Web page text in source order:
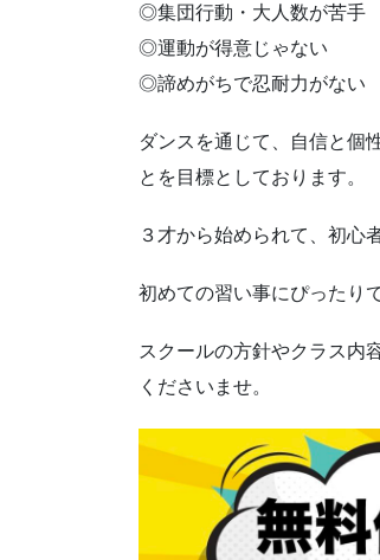
◎集団行動・大人数が苦手
◎運動が得意じゃない
◎諦めがちで忍耐力がない
ダンスを通じて、自信と個
とを目標としております。
３才から始められて、初心
初めての習い事にぴったり
スクールの方針やクラス内
くださいませ。